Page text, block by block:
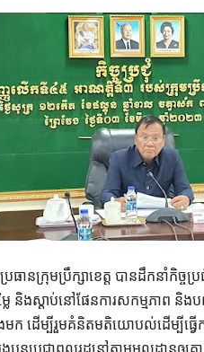
រធានក្រុមប្រឹក្សាខេត្ត បានដឹកនាំកិ
លៃ និងស្ដាប់នៅផែនការសកម្មភាព និង
មក ដើម្បីរួមគំនិតមតិយោបល់ដើម្បីធ្វ
អូនប្រជាពលរដ្ឋនៅតាមមូលដ្ឋានឲ្